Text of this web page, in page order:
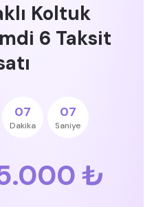
Koltuk
6 Taksit
07
Dakika
06
Saniye
₺